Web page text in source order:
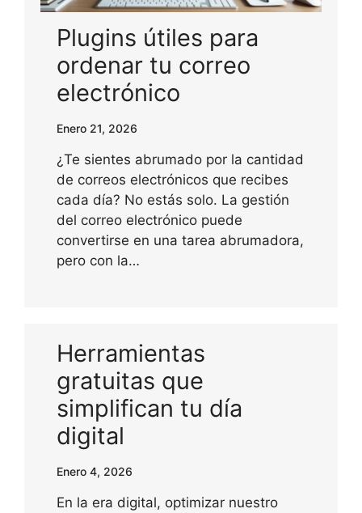
Plugins útiles para
ordenar tu correo
electrónico
Enero 21, 2026
¿Te sientes abrumado por la cantidad
de correos electrónicos que recibes
cada día? No estás solo. La gestión
del correo electrónico puede
convertirse en una tarea abrumadora,
pero con la…
Herramientas
gratuitas que
simplifican tu día
digital
Enero 4, 2026
En la era digital, optimizar nuestro